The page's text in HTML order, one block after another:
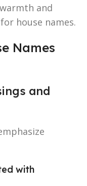
and
house names.
Names
and
with